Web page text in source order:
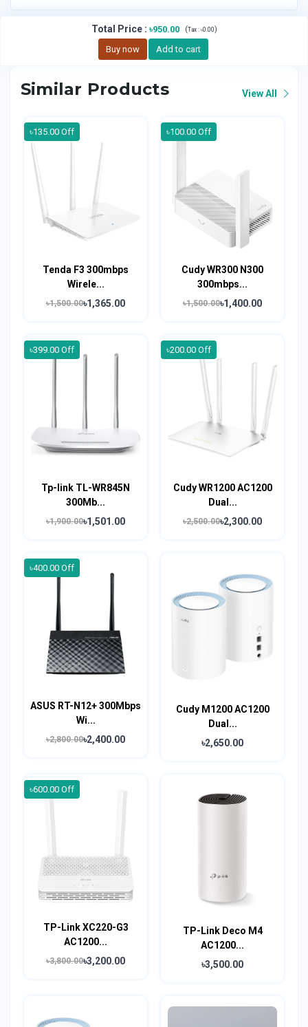
Total Price: ৳950.00 (Tax : ৳0.00)
Buy now Add to cart
Similar Products View All
৳135.00 Off
Tenda F3 300mbps
Wirele...
৳1,500.00৳1,365.00
৳100.00 Off
Cudy WR300 N300
300mbps...
৳1,500.00৳1,400.00
৳399.00 Off
Tp-link TL-WR845N
300Mb...
৳1,900.00৳1,501.00
৳200.00 Off
Cudy WR1200 AC1200
Dual...
৳2,500.00৳2,300.00
৳400.00 Off
ASUS RT-N12+ 300Mbps
Wi...
৳2,800.00৳2,400.00
Cudy M1200 AC1200
Dual...
৳2,650.00
৳600.00 Off
TP-Link XC220-G3
AC1200...
৳3,800.00৳3,200.00
TP-Link Deco M4
AC1200...
৳3,500.00